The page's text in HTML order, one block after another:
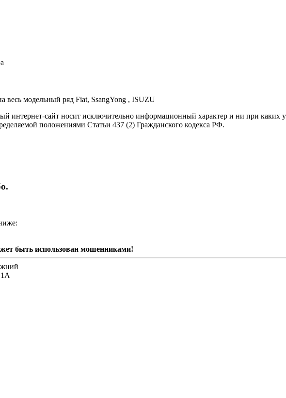
весь модельный ряд Fiat, SsangYong , ISUZU
интернет-сайт носит исключительно информационный характер и ни при
положениями Статьи 437 (2) Гражданского кодекса РФ.
быть использован мошенниками!